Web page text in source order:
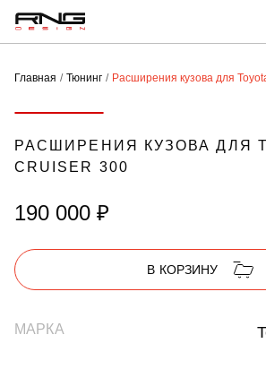
Главная Тюнинг Расширения кузова для
РАСШИРЕНИЯ КУЗОВА ДЛЯ
CRUISER 300
190 000 ₽
В КОРЗИНУ
МАРКА